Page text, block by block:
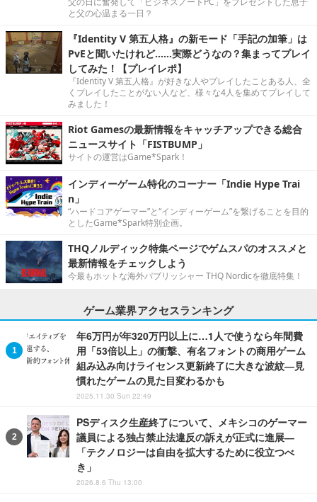
と父の心温まる一日？
『Identity V 第五人格』の新モード「手記の加筆」は
PvEと聞いたけれど……実際どうなの？集まってプレイ
してみた！【プレイレポ】
『Identity V 第五人格』が好きな人やプレイしたことある人、全
くプレイしたことがない人など、様々な4人を集めてプレイして
みました！
Riot Gamesの最新情報をキャッチアップできる総合
ニュースサイト「FISTBUMP」
サイトの運営はGame*Spark！
インディーゲーム特化のコーナー「Indie Hype Trai
n」
“ハードコアゲーマー”と“インディーゲーム”を繋げることを目的
としたGame*Spark特別企画。
THQノルディック特集ページでゲムスパのオススメと
最新情報をチェックしよう
今最もホットな海外パブリッシャー THQ Nordicを徹底特集！
ゲーム業界アクセスランキング
年6万円が年320万円以上に…1人で使うなら年間費
用「53倍以上」の衝撃、有名フォントの商用ゲーム
組み込み向けライセンス更新終了に大きな波紋―見
慣れたゲームの見た目変わるかも
2025.11.30 Sun 22:49
PSディスク生産終了について、メキシコのゲーマー
議員による独占禁止法違反の訴えが正式に進展―
「テクノロジーは自由を拡大するために役立つべ
き」
2026.8.6 Thu 13:00